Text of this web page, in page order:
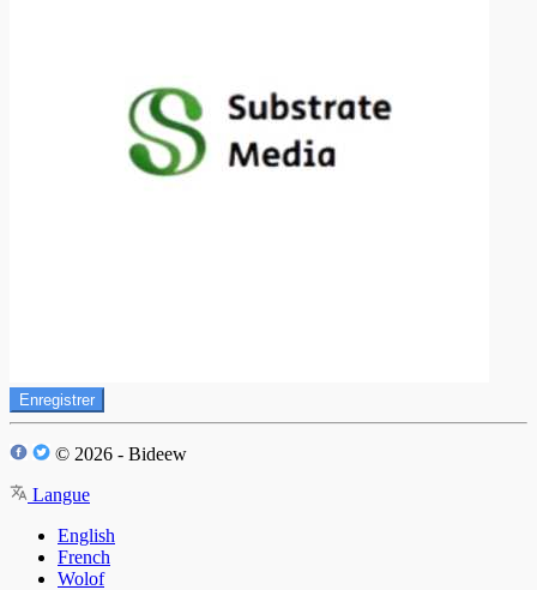
Enregistrer
© 2026 - Bideew
Langue
English
French
Wolof